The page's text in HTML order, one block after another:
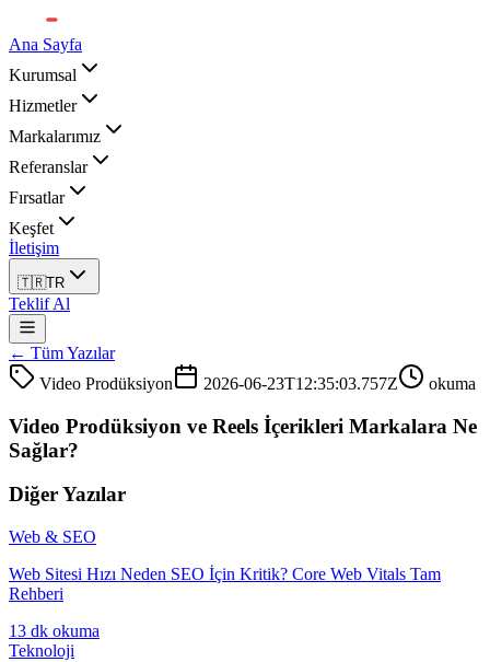
Ana Sayfa
Kurumsal
Hizmetler
Markalarımız
Referanslar
Fırsatlar
Keşfet
İletişim
🇹🇷TR
Teklif Al
← Tüm Yazılar
Video Prodüksiyon
2026-06-23T12:35:03.757Z okuma
Video Prodüksiyon ve Reels İçerikleri Markalara Ne
Sağlar?
Diğer Yazılar
Web & SEO
Web Sitesi Hızı Neden SEO İçin Kritik? Core Web Vitals Tam
Rehberi
13 dk okuma
Teknoloji